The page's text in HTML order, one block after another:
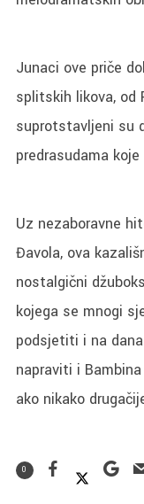
Junaci ove priče
splitskih likova, od
suprotstavljeni su
predrasudama
Uz nezaboravne
Đavola, ova
nostalgični
kojega se mnogi
podsjetiti i na
napraviti i
ako nikako
0